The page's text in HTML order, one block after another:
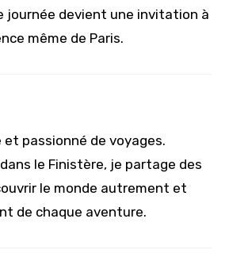
journée devient une invitation à
même de Paris.
passionné de voyages.
le Finistère, je partage des
le monde autrement et
de chaque aventure.